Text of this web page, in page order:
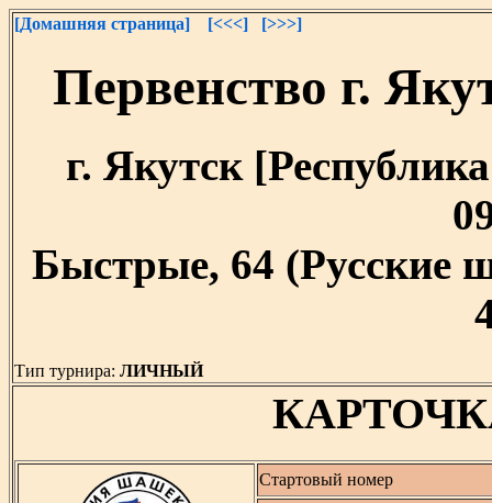
[Домашняя страница] [<<<] [>>>]
Первенство г.
г. Якутск
Быстрые, 64 (Русские
Тип турнира: ЛИЧНЫЙ
Стартовый номер